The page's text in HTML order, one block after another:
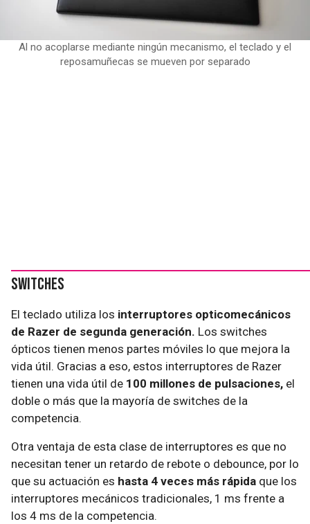
Al no acoplarse mediante ningún mecanismo, el teclado y el
reposamuñecas se mueven por separado
Switches
El teclado utiliza los interruptores opticomecánicos
de Razer de segunda generación. Los switches
ópticos tienen menos partes móviles lo que mejora la
vida útil. Gracias a eso, estos interruptores de Razer
tienen una vida útil de 100 millones de pulsaciones, el
doble o más que la mayoría de switches de la
competencia.
Otra ventaja de esta clase de interruptores es que no
necesitan tener un retardo de rebote o debounce, por lo
que su actuación es hasta 4 veces más rápida que los
interruptores mecánicos tradicionales, 1 ms frente a
los 4 ms de la competencia.